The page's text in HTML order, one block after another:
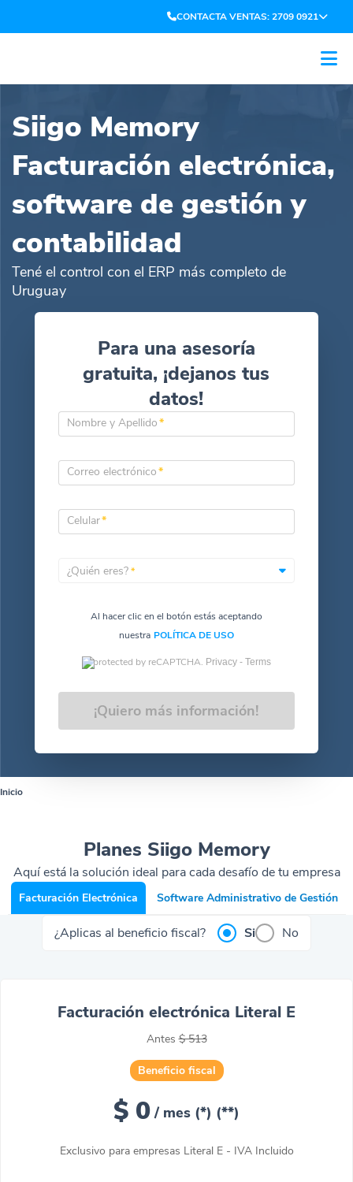
CONTACTA VENTAS: 2709 0921
Siigo Memory
Facturación electrónica,
software de gestión y
contabilidad
Tené el control con el ERP más completo de
Uruguay
Para una asesoría
gratuita, ¡dejanos tus
datos!
Nombre y Apellido*
Correo electrónico*
Celular*
¿Quién eres?*
Al hacer clic en el botón estás aceptando
nuestra POLÍTICA DE USO
protected by reCAPTCHA. Privacy - Terms
¡Quiero más información!
Inicio
Planes Siigo Memory
Aquí está la solución ideal para cada desafío de tu empresa
Facturación Electrónica Software Administrativo de Gestión
¿Aplicas al beneficio fiscal? Si No
Facturación electrónica Literal E
Antes$ 513
Beneficio fiscal
$ 0 / mes (*) (**)
Exclusivo para empresas Literal E - IVA Incluido